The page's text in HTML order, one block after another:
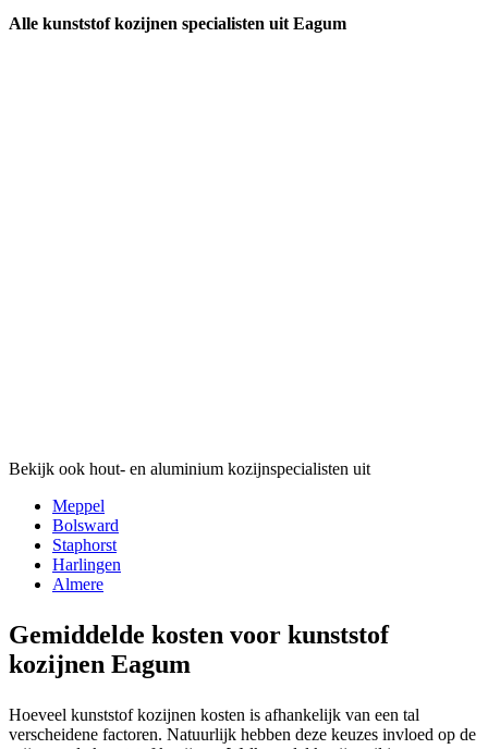
Alle kunststof kozijnen specialisten uit Eagum
Bekijk ook hout- en aluminium kozijnspecialisten uit
Meppel
Bolsward
Staphorst
Harlingen
Almere
Gemiddelde kosten voor kunststof
kozijnen Eagum
Hoeveel kunststof kozijnen kosten is afhankelijk van een tal
verscheidene factoren. Natuurlijk hebben deze keuzes invloed op de